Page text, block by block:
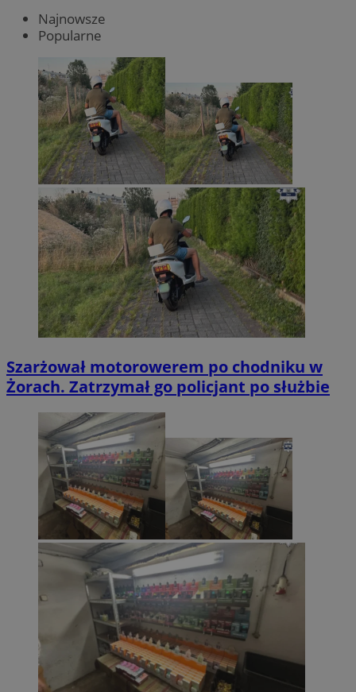
Najnowsze
Popularne
Szarżował motorowerem po chodniku w
Żorach. Zatrzymał go policjant po służbie